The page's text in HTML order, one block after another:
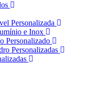
Personalizada
e Inox
Personalizado
Personalizadas